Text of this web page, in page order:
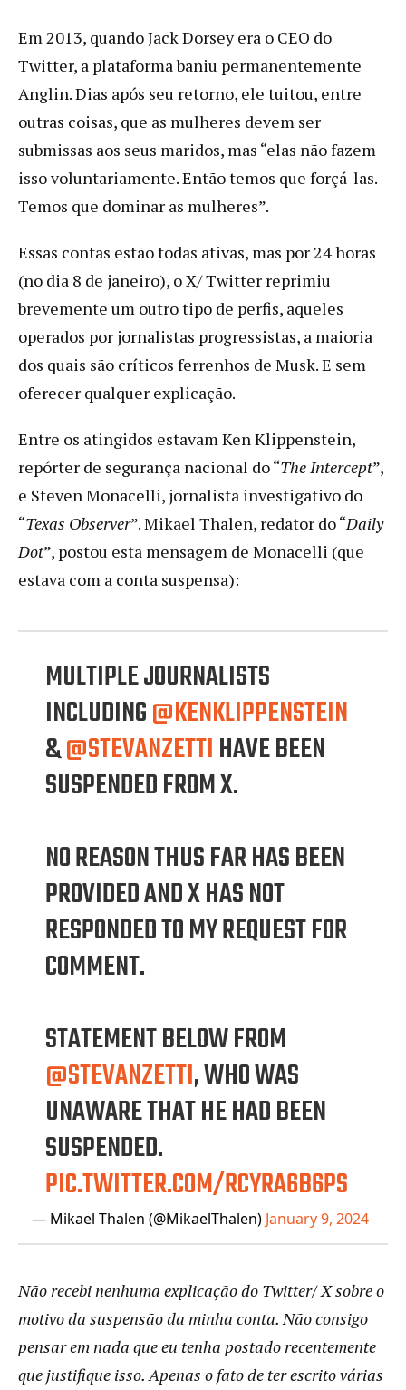
Em 2013, quando Jack Dorsey era o CEO do
Twitter, a plataforma baniu permanentemente
Anglin. Dias após seu retorno, ele tuitou, entre
outras coisas, que as mulheres devem ser
submissas aos seus maridos, mas “elas não fazem
isso voluntariamente. Então temos que forçá-las.
Temos que dominar as mulheres”.
Essas contas estão todas ativas, mas por 24 horas
(no dia 8 de janeiro), o X/ Twitter reprimiu
brevemente um outro tipo de perfis, aqueles
operados por jornalistas progressistas, a maioria
dos quais são críticos ferrenhos de Musk. E sem
oferecer qualquer explicação.
Entre os atingidos estavam Ken Klippenstein,
repórter de segurança nacional do “The Intercept”,
e Steven Monacelli, jornalista investigativo do
“Texas Observer”. Mikael Thalen, redator do “Daily
Dot”, postou esta mensagem de Monacelli (que
estava com a conta suspensa):
MULTIPLE JOURNALISTS
INCLUDING@KENKLIPPENSTEIN
&@STEVANZETTIHAVE BEEN
SUSPENDED FROM X.
NO REASON THUS FAR HAS BEEN
PROVIDED AND X HAS NOT
RESPONDED TO MY REQUEST FOR
COMMENT.
STATEMENT BELOW FROM
@STEVANZETTI, WHO WAS
UNAWARE THAT HE HAD BEEN
SUSPENDED.
PIC.TWITTER.COM/RCYRA6B6PS
— Mikael Thalen (@MikaelThalen) January 9, 2024
Não recebi nenhuma explicação do Twitter/ X sobre o
motivo da suspensão da minha conta. Não consigo
pensar em nada que eu tenha postado recentemente
que justifique isso. Apenas o fato de ter escrito várias